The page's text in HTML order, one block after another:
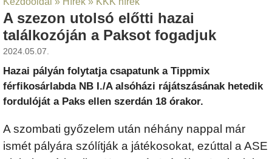
A szezon utolsó előtti hazai
találkozóján a Paksot fogadjuk
2024.05.07.
Hazai pályán folytatja csapatunk a Tippmix
férfikosárlabda NB I./A alsóházi rájátszásának hetedik
fordulóját a Paks ellen szerdán 18 órakor.
A szombati győzelem után néhány nappal már
ismét pályára szólítják a játékosokat, ezúttal a ASE